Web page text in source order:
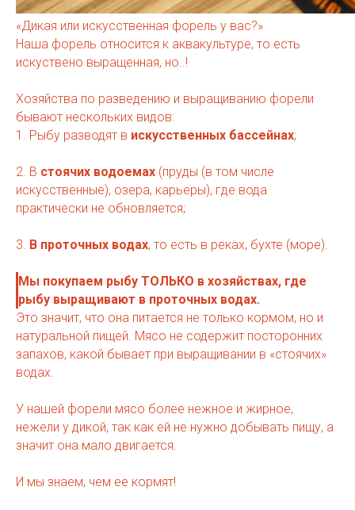
«Дикая или искусственная форель у вас?»
Наша форель относится к аквакультуре, то есть
искуствено выращенная, но..!
Хозяйства по разведению и выращиванию форели
бывают нескольких видов:
1. Рыбу разводят в искусственных бассейнах;
2. В стоячих водоемах (пруды (в том числе
искусственные), озера, карьеры), где вода
практически не обновляется;
3. В проточных водах, то есть в реках, бухте (море).
Мы покупаем рыбу ТОЛЬКО в хозяйствах, где
рыбу выращивают в проточных водах.
Это значит, что она питается не только кормом, но и
натуральной пищей. Мясо не содержит посторонних
запахов, какой бывает при выращивании в «стоячих»
водах.
У нашей форели мясо более нежное и жирное,
нежели у дикой, так как ей не нужно добывать пищу, а
значит она мало двигается.
И мы знаем, чем ее кормят!